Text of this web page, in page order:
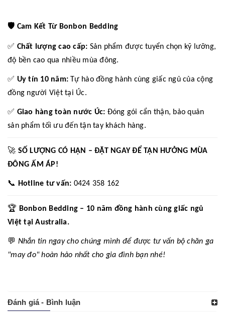
🛡️ Cam Kết Từ Bonbon Bedding
✅ Chất lượng cao cấp: Sản phẩm được tuyển chọn kỹ lưỡng,
độ bền cao qua nhiều mùa đông.
✅ Uy tín 10 năm: Tự hào đồng hành cùng giấc ngủ của cộng
đồng người Việt tại Úc.
✅ Giao hàng toàn nước Úc: Đóng gói cẩn thận, bảo quản
sản phẩm tối ưu đến tận tay khách hàng.
🚀 SỐ LƯỢNG CÓ HẠN – ĐẶT NGAY ĐỂ TẬN HƯỞNG MÙA
ĐÔNG ẤM ÁP!
📞 Hotline tư vấn: 0424 358 162
🏆 Bonbon Bedding – 10 năm đồng hành cùng giấc ngủ
Việt tại Australia.
💬 Nhắn tin ngay cho chúng mình để được tư vấn bộ chăn ga
"may đo" hoàn hảo nhất cho gia đình bạn nhé!
Đánh giá - Bình luận